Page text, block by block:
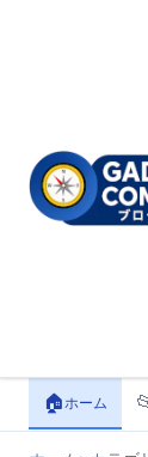
🏠ホーム